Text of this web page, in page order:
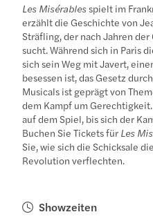
Les Misérablesspielt im
erzählt die Geschichte von
Sträfling, der nach Jahren
sucht. Während sich in Paris
sich sein Weg mit Javert,
besessen ist, das Gesetz
Musicals ist geprägt von
dem Kampf um
auf dem Spiel, bis sich der
Buchen Sie Tickets für Les
Sie, wie sich die Schicksale
Revolution verflechten.
Showzeiten